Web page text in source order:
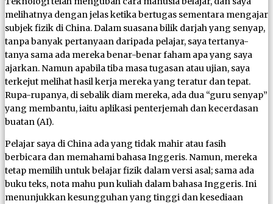
melihatnya dengan jelas ketika bertugas sementara mengajar
subjek fizik di China. Dalam suasana bilik darjah yang senyap,
tanpa banyak pertanyaan daripada pelajar, saya tertanya-
tanya sama ada mereka benar-benar faham apa yang saya
ajarkan. Namun apabila tiba masa tugasan atau ujian, saya
terkejut melihat hasil kerja mereka yang teratur dan tepat.
Rupa-rupanya, di sebalik diam mereka, ada dua “guru senyap”
yang membantu, iaitu aplikasi penterjemah dan kecerdasan
buatan (AI).
Pelajar saya di China ada yang tidak mahir atau fasih
berbicara dan memahami bahasa Inggeris. Namun, mereka
tetap memilih untuk belajar fizik dalam versi asal; sama ada
buku teks, nota mahu pun kuliah dalam bahasa Inggeris. Ini
menunjukkan kesungguhan yang tinggi dan kesediaan